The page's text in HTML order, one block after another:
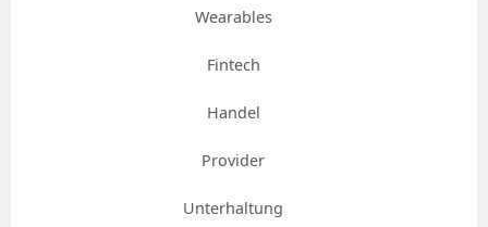
Wearables
Fintech
Handel
Provider
Unterhaltung